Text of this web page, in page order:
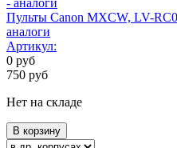
Пульты Canon MXCW, LV-
аналоги
Артикул:
0 руб
750 руб
Нет на складе
В корзину